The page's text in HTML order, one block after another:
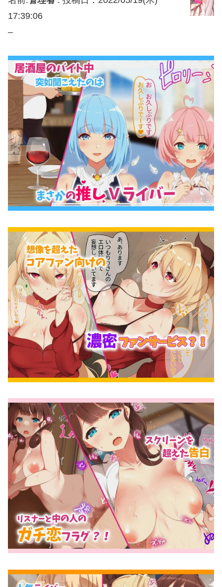
17:39:06
–